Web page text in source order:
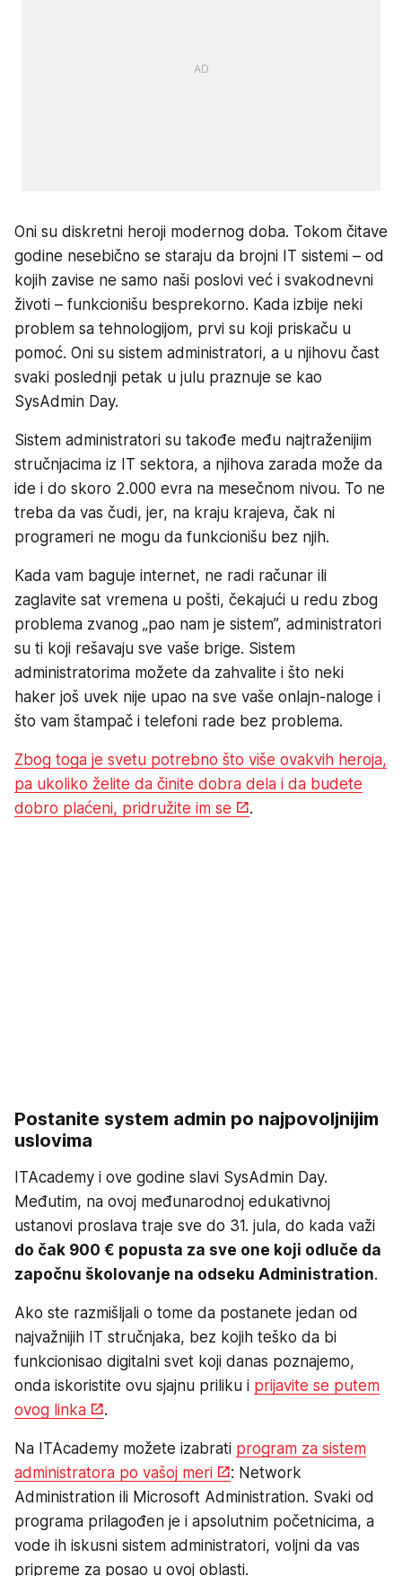
Oni su diskretni heroji modernog doba. Tokom čitave
godine nesebično se staraju da brojni IT sistemi – od
kojih zavise ne samo naši poslovi već i svakodnevni
životi – funkcionišu besprekorno. Kada izbije neki
problem sa tehnologijom, prvi su koji priskaču u
pomoć. Oni su sistem administratori, a u njihovu čast
svaki poslednji petak u julu praznuje se kao
SysAdmin Day.
Sistem administratori su takođe među najtraženijim
stručnjacima iz IT sektora, a njihova zarada može da
ide i do skoro 2.000 evra na mesečnom nivou. To ne
treba da vas čudi, jer, na kraju krajeva, čak ni
programeri ne mogu da funkcionišu bez njih.
Kada vam baguje internet, ne radi računar ili
zaglavite sat vremena u pošti, čekajući u redu zbog
problema zvanog „pao nam je sistem”, administratori
su ti koji rešavaju sve vaše brige. Sistem
administratorima možete da zahvalite i što neki
haker još uvek nije upao na sve vaše onlajn-naloge i
što vam štampač i telefoni rade bez problema.
Zbog toga je svetu potrebno što više ovakvih heroja,
pa ukoliko želite da činite dobra dela i da budete
dobro plaćeni, pridružite im se
.
Postanite system admin po najpovoljnijim
uslovima
ITAcademy i ove godine slavi SysAdmin Day.
Međutim, na ovoj međunarodnoj edukativnoj
ustanovi proslava traje sve do 31. jula, do kada važi
do čak 900 € popusta za sve one koji odluče da
započnu školovanje na odseku Administration.
Ako ste razmišljali o tome da postanete jedan od
najvažnijih IT stručnjaka, bez kojih teško da bi
funkcionisao digitalni svet koji danas poznajemo,
onda iskoristite ovu sjajnu priliku i prijavite se putem
ovog linka
.
Na ITAcademy možete izabrati program za sistem
administratora po vašoj meri
: Network
Administration ili Microsoft Administration. Svaki od
programa prilagođen je i apsolutnim početnicima, a
vode ih iskusni sistem administratori, voljni da vas
pripreme za posao u ovoj oblasti.